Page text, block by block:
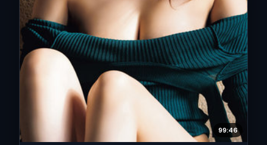
99:46